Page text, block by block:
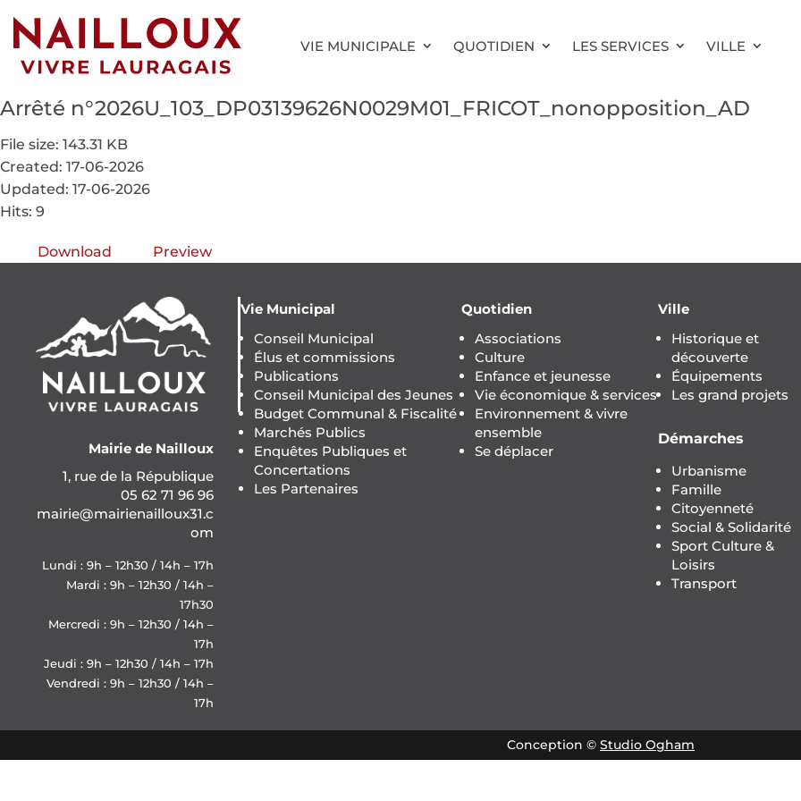
VIE MUNICIPALE QUOTIDIEN LES SERVICES VILLE
Arrêté n°2026U_103_DP03139626N0029M01_FRICOT_nonopposition_AD
File size: 143.31 KB
Created: 17-06-2026
Updated: 17-06-2026
Hits: 9
Download Preview
Mairie de Nailloux
1, rue de la République
05 62 71 96 96
mairie@mairienailloux31.c
om
Lundi : 9h – 12h30 / 14h – 17h
Mardi : 9h – 12h30 / 14h –
17h30
Mercredi : 9h – 12h30 / 14h –
17h
Jeudi : 9h – 12h30 / 14h – 17h
Vendredi : 9h – 12h30 / 14h –
17h
Vie Municipal
Conseil Municipal
Élus et commissions
Publications
Conseil Municipal des Jeunes
Budget Communal & Fiscalité
Marchés Publics
Enquêtes Publiques et
Concertations
Les Partenaires
Quotidien
Associations
Culture
Enfance et jeunesse
Vie économique & services
Environnement & vivre
ensemble
Se déplacer
Ville
Historique et
découverte
Équipements
Les grand projets
Démarches
Urbanisme
Famille
Citoyenneté
Social & Solidarité
Sport Culture &
Loisirs
Transport
Conception © Studio Ogham